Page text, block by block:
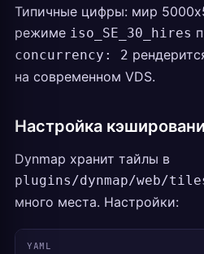
Типичные цифры: мир
режиме iso_SE_30_hires
concurrency: 2
на современном VDS.
Настройка
Dynmap хранит тайлы в
plugins/dynmap/web/
много места. Настройки:
YAML